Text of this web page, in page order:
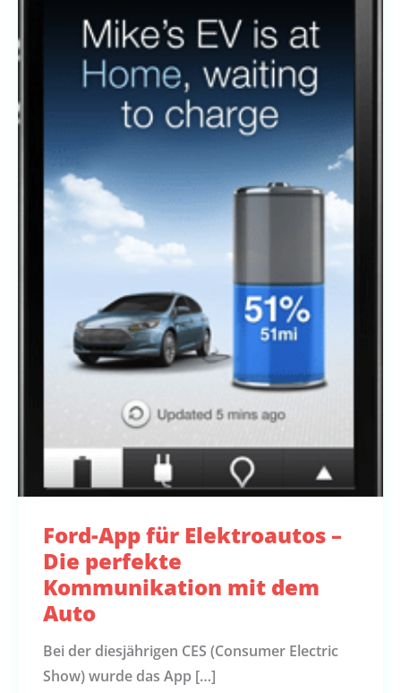
Ford-App für Elektroautos –
Die perfekte
Kommunikation mit dem
Auto
Bei der diesjährigen CES (Consumer Electric
Show) wurde das App […]